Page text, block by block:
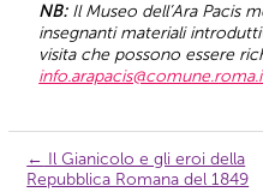
NB:Il Museo dell’Ara Pacis
insegnanti materiali
visita che possono essere
Navigazione
← Il Gianicolo e gli eroi della
Repubblica Romana del 1849